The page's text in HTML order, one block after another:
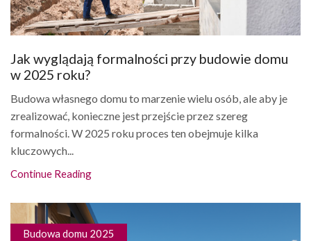
Jak wyglądają formalności przy budowie domu
w 2025 roku?
Budowa własnego domu to marzenie wielu osób, ale aby je
zrealizować, konieczne jest przejście przez szereg
formalności. W 2025 roku proces ten obejmuje kilka
kluczowych...
Continue Reading
Budowa domu 2025